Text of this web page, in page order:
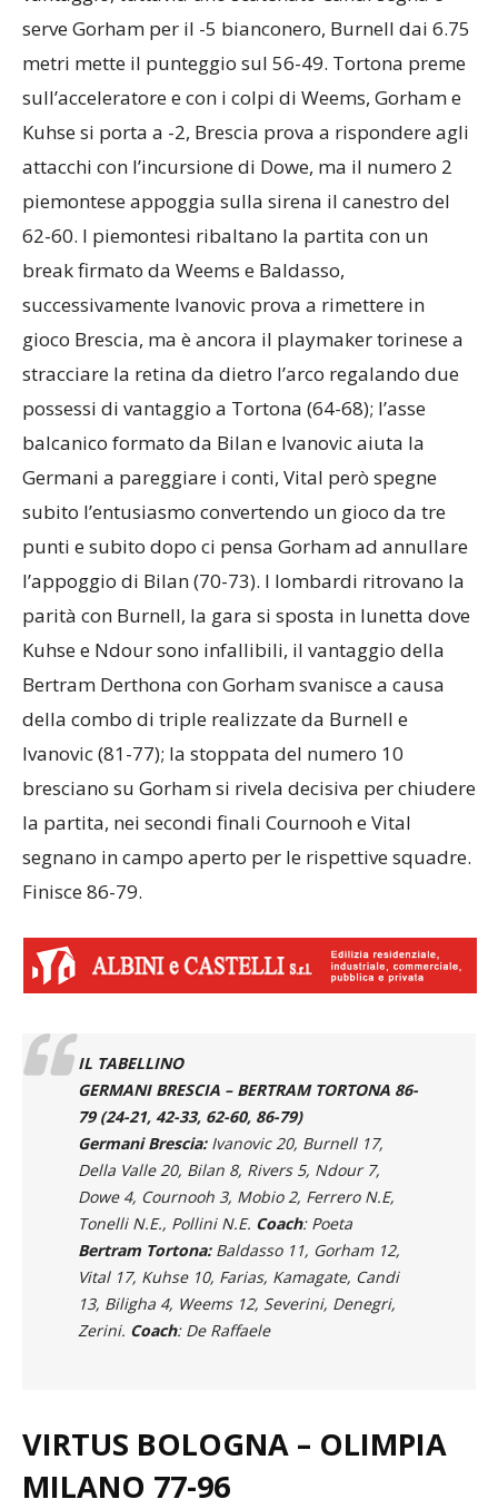
serve Gorham per il -5 bianconero, Burnell dai 6.75
metri mette il punteggio sul 56-49. Tortona preme
sull’acceleratore e con i colpi di Weems, Gorham e
Kuhse si porta a -2, Brescia prova a rispondere agli
attacchi con l’incursione di Dowe, ma il numero 2
piemontese appoggia sulla sirena il canestro del
62-60. I piemontesi ribaltano la partita con un
break firmato da Weems e Baldasso,
successivamente Ivanovic prova a rimettere in
gioco Brescia, ma è ancora il playmaker torinese a
stracciare la retina da dietro l’arco regalando due
possessi di vantaggio a Tortona (64-68); l’asse
balcanico formato da Bilan e Ivanovic aiuta la
Germani a pareggiare i conti, Vital però spegne
subito l’entusiasmo convertendo un gioco da tre
punti e subito dopo ci pensa Gorham ad annullare
l’appoggio di Bilan (70-73). I lombardi ritrovano la
parità con Burnell, la gara si sposta in lunetta dove
Kuhse e Ndour sono infallibili, il vantaggio della
Bertram Derthona con Gorham svanisce a causa
della combo di triple realizzate da Burnell e
Ivanovic (81-77); la stoppata del numero 10
bresciano su Gorham si rivela decisiva per chiudere
la partita, nei secondi finali Cournooh e Vital
segnano in campo aperto per le rispettive squadre.
Finisce 86-79.
IL TABELLINO
GERMANI BRESCIA – BERTRAM TORTONA 86-
79 (24-21, 42-33, 62-60, 86-79)
Germani Brescia:Ivanovic 20, Burnell 17,
Della Valle 20, Bilan 8, Rivers 5, Ndour 7,
Dowe 4, Cournooh 3, Mobio 2, Ferrero N.E,
Tonelli N.E., Pollini N.E. Coach: Poeta
Bertram Tortona:Baldasso 11, Gorham 12,
Vital 17, Kuhse 10, Farias, Kamagate, Candi
13, Biligha 4, Weems 12, Severini, Denegri,
Zerini. Coach: De Raffaele
VIRTUS BOLOGNA – OLIMPIA
MILANO 77-96